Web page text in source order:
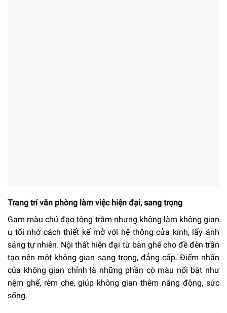
Trang trí văn phòng làm việc hiện đại, sang trọng
Gam màu chủ đạo tông trầm nhưng không làm không gian
u tối nhờ cách thiết kế mở với hệ thông cửa kính, lấy ánh
sáng tự nhiên. Nội thất hiện đại từ bàn ghế cho đề đèn trần
tạo nên một không gian sang trọng, đẳng cấp. Điểm nhấn
của không gian chỉnh là những phần có màu nổi bật như
nệm ghế, rèm che, giúp không gian thêm năng động, sức
sống.